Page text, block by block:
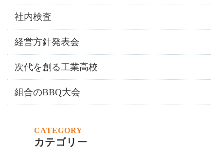
社内検査
経営方針発表会
次代を創る工業高校
組合のBBQ大会
カテゴリー